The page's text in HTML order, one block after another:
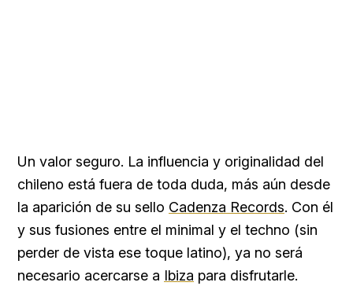
Un valor seguro. La influencia y originalidad del
chileno está fuera de toda duda, más aún desde
la aparición de su sello Cadenza Records. Con él
y sus fusiones entre el minimal y el techno (sin
perder de vista ese toque latino), ya no será
necesario acercarse a Ibiza para disfrutarle.